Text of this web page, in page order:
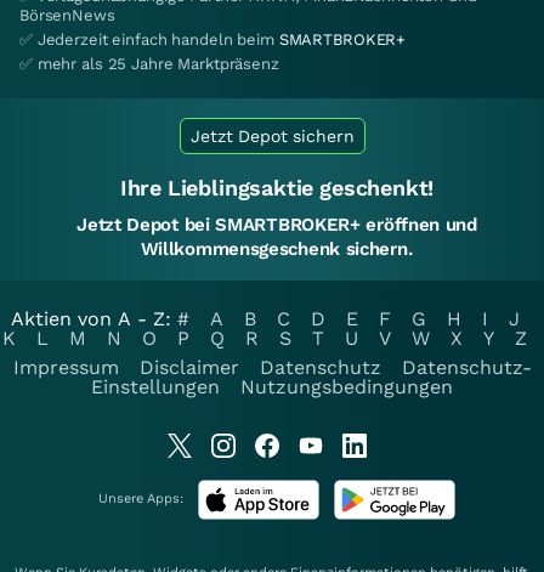
BörsenNews
✅ Jederzeit einfach handeln beim SMARTBROKER+
✅ mehr als 25 Jahre Marktpräsenz
Jetzt Depot sichern
Ihre Lieblingsaktie geschenkt!
Jetzt Depot bei SMARTBROKER+ eröffnen und
Willkommensgeschenk sichern.
Aktien von A - Z: # A B C D E F G H I
J
K
L M N O P Q R S T U V W X Y
Z
Impressum
Disclaimer Datenschutz
Datenschutz-
Einstellungen
Nutzungsbedingungen
Unsere Apps: